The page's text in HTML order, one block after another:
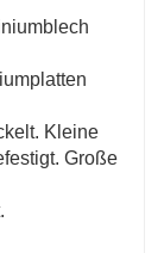
Kleine
Große